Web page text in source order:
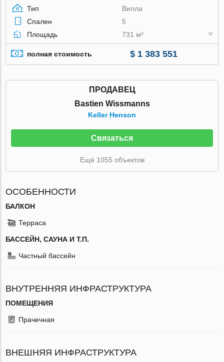
Тип
Вилла
Спален
5
Площадь
731 м²
полная стоимость $ 1 383 551
ПРОДАВЕЦ
Bastien Wissmanns
Keller Henson
Связаться
Ещё 1055 объектов
ОСОБЕННОСТИ
БАЛКОН
Терраса
БАССЕЙН, САУНА И Т.П.
Частный бассейн
ВНУТРЕННЯЯ ИНФРАСТРУКТУРА
ПОМЕЩЕНИЯ
Прачечная
ВНЕШНЯЯ ИНФРАСТРУКТУРА